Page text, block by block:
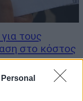
τους
στο κόστος